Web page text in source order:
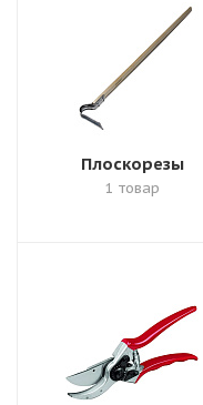
Плоскорезы
1 товар